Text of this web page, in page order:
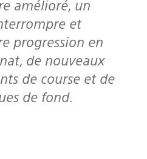
amélioré, un
et
progression en
de nouveaux
de course et de
de fond.